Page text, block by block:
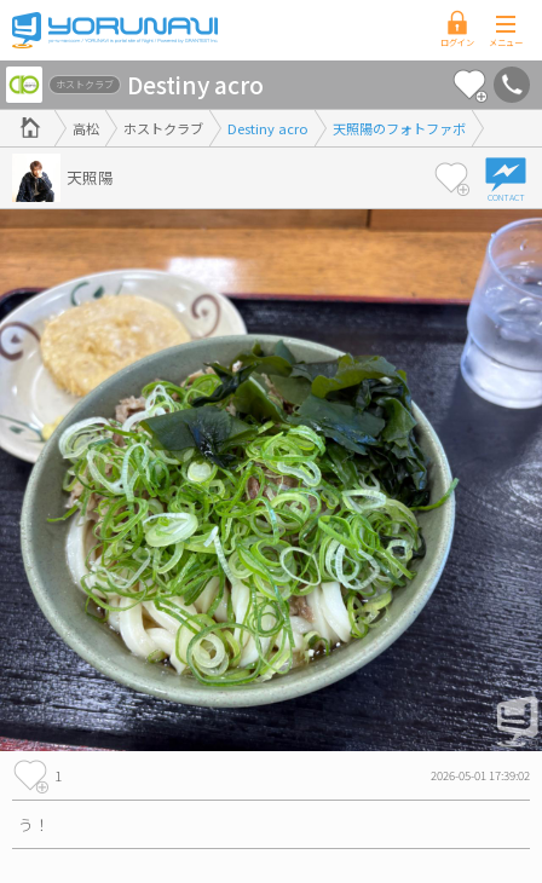
香
川
県
版
高松 ホストクラブ Destiny acro 天照陽のフォトファボ
ホストクラブ Destiny acro
天照陽
1 2026-05-01 17:39:02
う！